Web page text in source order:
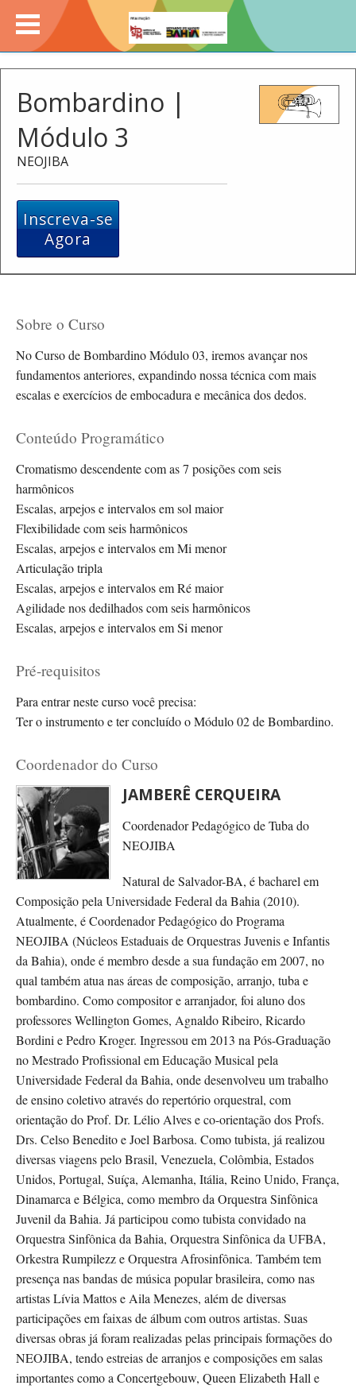
Bombardino |
Módulo 3
NEOJIBA
Inscreva-se
Agora
Sobre o Curso
No Curso de Bombardino Módulo 03, iremos avançar nos
fundamentos anteriores, expandindo nossa técnica com mais
escalas e exercícios de embocadura e mecânica dos dedos.
Conteúdo Programático
Cromatismo descendente com as 7 posições com seis
harmônicos
Escalas, arpejos e intervalos em sol maior
Flexibilidade com seis harmônicos
Escalas, arpejos e intervalos em Mi menor
Articulação tripla
Escalas, arpejos e intervalos em Ré maior
Agilidade nos dedilhados com seis harmônicos
Escalas, arpejos e intervalos em Si menor
Pré-requisitos
Para entrar neste curso você precisa:
Ter o instrumento e ter concluído o Módulo 02 de Bombardino.
Coordenador do Curso
JAMBERÊ CERQUEIRA
Coordenador Pedagógico de Tuba do
NEOJIBA
Natural de Salvador-BA, é bacharel em
Composição pela Universidade Federal da Bahia (2010).
Atualmente, é Coordenador Pedagógico do Programa
NEOJIBA (Núcleos Estaduais de Orquestras Juvenis e Infantis
da Bahia), onde é membro desde a sua fundação em 2007, no
qual também atua nas áreas de composição, arranjo, tuba e
bombardino. Como compositor e arranjador, foi aluno dos
professores Wellington Gomes, Agnaldo Ribeiro, Ricardo
Bordini e Pedro Kroger. Ingressou em 2013 na Pós-Graduação
no Mestrado Profissional em Educação Musical pela
Universidade Federal da Bahia, onde desenvolveu um trabalho
de ensino coletivo através do repertório orquestral, com
orientação do Prof. Dr. Lélio Alves e co-orientação dos Profs.
Drs. Celso Benedito e Joel Barbosa. Como tubista, já realizou
diversas viagens pelo Brasil, Venezuela, Colômbia, Estados
Unidos, Portugal, Suíça, Alemanha, Itália, Reino Unido, França,
Dinamarca e Bélgica, como membro da Orquestra Sinfônica
Juvenil da Bahia. Já participou como tubista convidado na
Orquestra Sinfônica da Bahia, Orquestra Sinfônica da UFBA,
Orkestra Rumpilezz e Orquestra Afrosinfônica. Também tem
presença nas bandas de música popular brasileira, como nas
artistas Lívia Mattos e Aila Menezes, além de diversas
participações em faixas de álbum com outros artistas. Suas
diversas obras já foram realizadas pelas principais formações do
NEOJIBA, tendo estreias de arranjos e composições em salas
importantes como a Concertgebouw, Queen Elizabeth Hall e